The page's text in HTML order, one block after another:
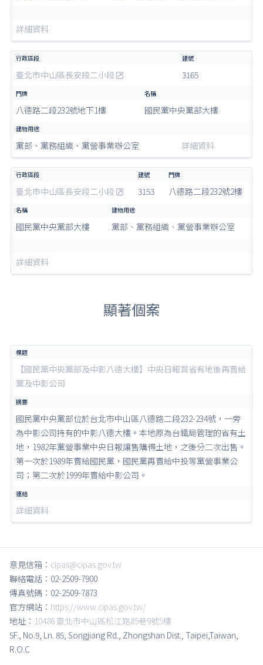
詳細資料
臺北市中山區長安段二小段 3165
八德路二段232號地下1樓 國民黨中央黨部大樓
黨部、黨務組織、黨營事業辦公室 詳細資料
臺北市中山區長安段二小段 3153 八德路二段232號2樓
國民黨中央黨部大樓 黨部、黨務組織、黨營事業辦公室
詳細資料
顯著個案
【國民黨中央黨部及中影八德大樓】中央日報買省有地後再賣給
黨及中影公司
國民黨中央黨部位於台北市中山區八德路二段232-234號，一旁
為中影公司持有的中影八德大樓。本地原為台鐵局管理的省有土
地，1982年黨營事業中央日報讓售購得土地，之後分二次出售。
第一次於1989年賣給國民黨，國民黨再賣給中投等黨營事業公
司；第二次於1999年賣給中影公司。
詳細資料
意見信箱： cipas@cipas.gov.tw
聯絡電話：02-2509-7900
傳真號碼：02-2509-7873
官方網站： https://www.cipas.gov.tw/
地址： 10486 臺北市中山區松江路85巷9號5樓
5F., No.9, Ln. 85, Songjiang Rd., Zhongshan Dist., Taipei,Taiwan,
R.O.C